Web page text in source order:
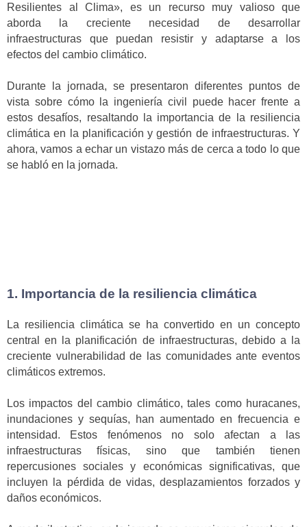
Resilientes al Clima», es un recurso muy valioso que
aborda la creciente necesidad de desarrollar
infraestructuras que puedan resistir y adaptarse a los
efectos del cambio climático.
Durante la jornada, se presentaron diferentes puntos de
vista sobre cómo la ingeniería civil puede hacer frente a
estos desafíos, resaltando la importancia de la resiliencia
climática en la planificación y gestión de infraestructuras. Y
ahora, vamos a echar un vistazo más de cerca a todo lo que
se habló en la jornada.
1. Importancia de la resiliencia climática
La resiliencia climática se ha convertido en un concepto
central en la planificación de infraestructuras, debido a la
creciente vulnerabilidad de las comunidades ante eventos
climáticos extremos.
Los impactos del cambio climático, tales como huracanes,
inundaciones y sequías, han aumentado en frecuencia e
intensidad. Estos fenómenos no solo afectan a las
infraestructuras físicas, sino que también tienen
repercusiones sociales y económicas significativas, que
incluyen la pérdida de vidas, desplazamientos forzados y
daños económicos.